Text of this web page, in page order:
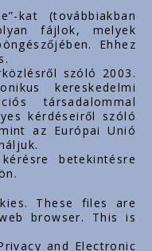
kat (továbbiakban
fájlok, melyek
Ehhez
szóló 2003.
kereskedelmi
társadalommal
kérdéseiről szóló
az Európai Unió
betekintésre
These files are
browser. This is
and Electronic